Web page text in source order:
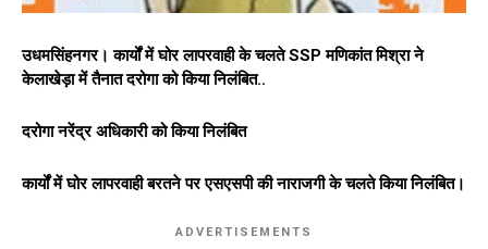
उधमसिंहनगर। कार्यों में घोर लापरवाही के चलते SSP मणिकांत मिश्रा ने
केलाखेड़ा में तैनात दरोगा को किया निलंबित..
दरोगा नरेंद्र अधिकारी को किया निलंबित
कार्यों में घोर लापरवाही बरतने पर एसएसपी की नाराजगी के चलते किया निलंबित।
ADVERTISEMENTS